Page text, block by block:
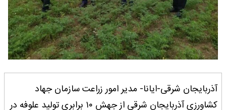
آذربایجان شرقی-ایانا- مدیر امور زراعت سازمان جهاد
کشاورزی آذربایجان شرقی از جهش ۱۰ برابری تولید علوفه در